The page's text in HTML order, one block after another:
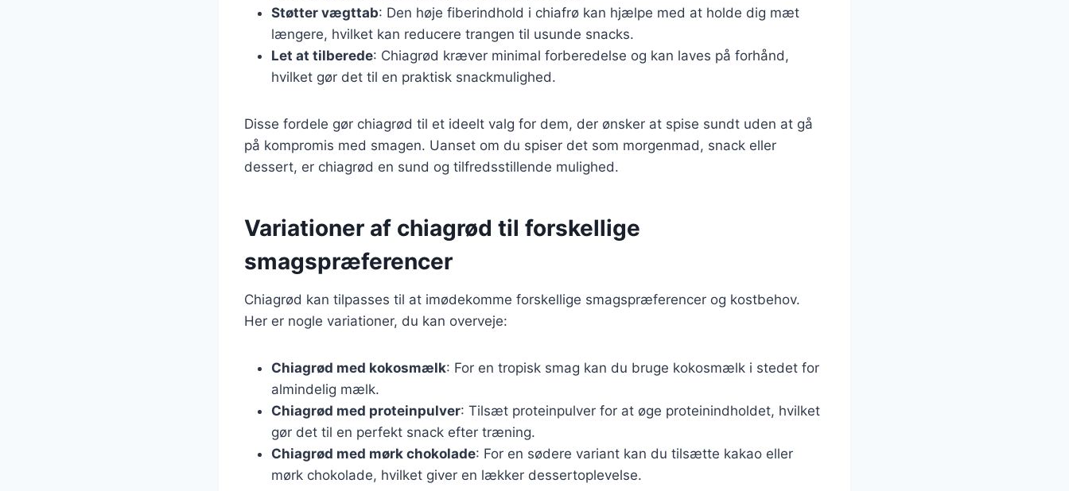
Støtter vægttab: Den høje fiberindhold i chiafrø kan hjælpe med at holde dig mæt
længere, hvilket kan reducere trangen til usunde snacks.
Let at tilberede: Chiagrød kræver minimal forberedelse og kan laves på forhånd,
hvilket gør det til en praktisk snackmulighed.
Disse fordele gør chiagrød til et ideelt valg for dem, der ønsker at spise sundt uden at gå
på kompromis med smagen. Uanset om du spiser det som morgenmad, snack eller
dessert, er chiagrød en sund og tilfredsstillende mulighed.
Variationer af chiagrød til forskellige
smagspræferencer
Chiagrød kan tilpasses til at imødekomme forskellige smagspræferencer og kostbehov.
Her er nogle variationer, du kan overveje:
Chiagrød med kokosmælk: For en tropisk smag kan du bruge kokosmælk i stedet for
almindelig mælk.
Chiagrød med proteinpulver: Tilsæt proteinpulver for at øge proteinindholdet, hvilket
gør det til en perfekt snack efter træning.
Chiagrød med mørk chokolade: For en sødere variant kan du tilsætte kakao eller
mørk chokolade, hvilket giver en lækker dessertoplevelse.